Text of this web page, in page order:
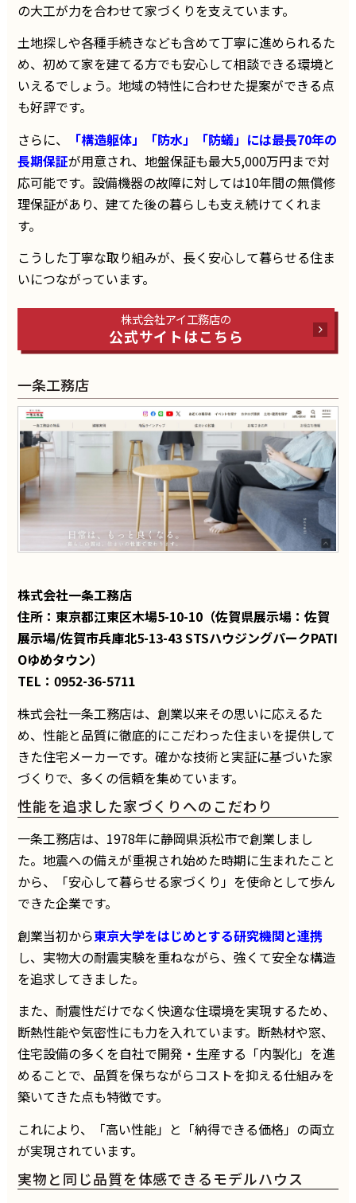
の大工が力を合わせて家づくりを支えています。
土地探しや各種手続きなども含めて丁寧に進められるた
め、初めて家を建てる方でも安心して相談できる環境と
いえるでしょう。地域の特性に合わせた提案ができる点
も好評です。
さらに、
「構造躯体」「防水」「防蟻」には最長70年の
長期保証が用意され、地盤保証も最大5,000万円まで対
応可能です。設備機器の故障に対しては10年間の無償修
理保証があり、建てた後の暮らしも支え続けてくれま
す。
こうした丁寧な取り組みが、長く安心して暮らせる住ま
いにつながっています。
株式会社アイ工務店の
公式サイトはこちら
一条工務店
株式会社一条工務店
住所：東京都江東区木場5-10-10（佐賀県展示場：佐賀
展示場/佐賀市兵庫北5-13-43 STSハウジングパークPATI
Oゆめタウン）
TEL：0952-36-5711
株式会社一条工務店は、創業以来その思いに応えるた
め、性能と品質に徹底的にこだわった住まいを提供して
きた住宅メーカーです。確かな技術と実証に基づいた家
づくりで、多くの信頼を集めています。
性能を追求した家づくりへのこだわり
一条工務店は、1978年に静岡県浜松市で創業しまし
た。地震への備えが重視され始めた時期に生まれたこと
から、「安心して暮らせる家づくり」を使命として歩ん
できた企業です。
創業当初から東京大学をはじめとする研究機関と連携
し、実物大の耐震実験を重ねながら、強くて安全な構造
を追求してきました。
また、耐震性だけでなく快適な住環境を実現するため、
断熱性能や気密性にも力を入れています。断熱材や窓、
住宅設備の多くを自社で開発・生産する「内製化」を進
めることで、品質を保ちながらコストを抑える仕組みを
築いてきた点も特徴です。
これにより、「高い性能」と「納得できる価格」の両立
が実現されています。
実物と同じ品質を体感できるモデルハウス